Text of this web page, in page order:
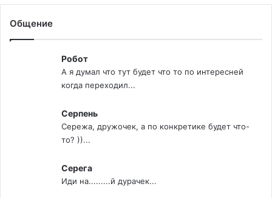
Общение
Робот
А я думал что тут будет что то по интересней
когда переходил...
Серпень
Сережа, дружочек, а по конкретике будет что-
то? ))...
Серега
Иди на.........й дурачек...